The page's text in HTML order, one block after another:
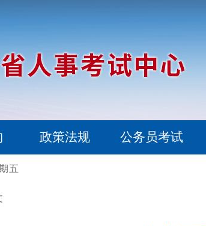
政策法规 公务员考试
五